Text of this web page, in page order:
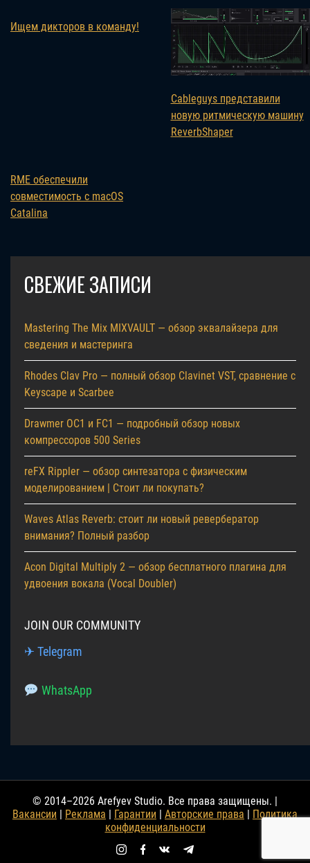
Ищем дикторов в команду!
Cableguys представили
новую ритмическую машину
ReverbShaper
RME обеспечили
совместимость с macOS
Catalina
СВЕЖИЕ ЗАПИСИ
Mastering The Mix MIXVAULT — обзор эквалайзера для
сведения и мастеринга
Rhodes Clav Pro — полный обзор Clavinet VST, сравнение с
Keyscape и Scarbee
Drawmer OC1 и FC1 — подробный обзор новых
компрессоров 500 Series
reFX Rippler — обзор синтезатора с физическим
моделированием | Стоит ли покупать?
Waves Atlas Reverb: стоит ли новый ревербератор
внимания? Полный разбор
Acon Digital Multiply 2 — обзор бесплатного плагина для
удвоения вокала (Vocal Doubler)
JOIN OUR COMMUNITY
✈ Telegram
WhatsApp
© 2014–2026 Arefyev Studio. Все права защищены. |
Вакансии
Реклама Гарантии Авторские права
Политика
конфиденциальности